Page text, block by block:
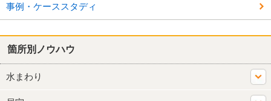
事例・ケーススタディ
箇所別ノウハウ
水まわり